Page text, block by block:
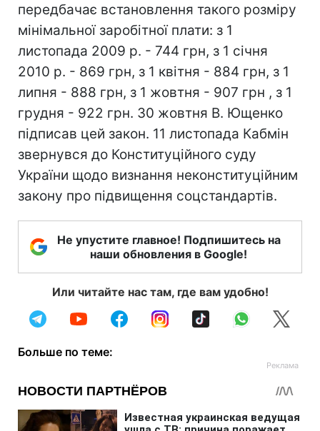
передбачає встановлення такого розміру
мінімальної заробітної плати: з 1
листопада 2009 р. - 744 грн, з 1 січня
2010 р. - 869 грн, з 1 квітня - 884 грн, з 1
липня - 888 грн, з 1 жовтня - 907 грн , з 1
грудня - 922 грн. 30 жовтня В. Ющенко
підписав цей закон. 11 листопада Кабмін
звернувся до Конституційного суду
України щодо визнання неконституційним
закону про підвищення соцстандартів.
Не упустите главное! Подпишитесь на
наши обновления в Google!
Или читайте нас там, где вам удобно!
Больше по теме: